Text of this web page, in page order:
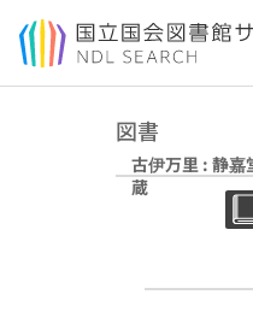
本文へ移動
図書
古伊万里 : 静嘉
蔵